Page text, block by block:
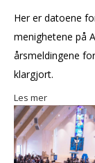
Her er datoene
menighetene på
årsmeldingene
klargjort.
Les mer